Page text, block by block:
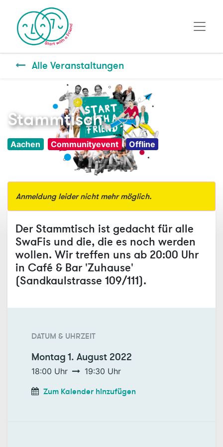
Alle Veranstaltungen
Stammtisch
Aachen Communityevent Offline
Anmeldung leider nicht mehr möglich.
Der Stammtisch ist gedacht für alle
SwaFis und die, die es noch werden
wollen. Wir treffen uns ab 20:00 Uhr
in Café & Bar 'Zuhause'
(Sandkaulstrasse 109/111).
DATUM & UHRZEIT
Montag1. August 2022
18:00 Uhr 19:30 Uhr
Zum Kalender hinzufügen